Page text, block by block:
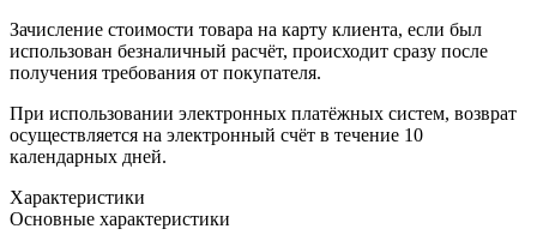
Зачисление стоимости товара на карту клиента, если был
использован безналичный расчёт, происходит сразу после
получения требования от покупателя.
При использовании электронных платёжных систем, возврат
осуществляется на электронный счёт в течение 10
календарных дней.
Характеристики
Основные характеристики